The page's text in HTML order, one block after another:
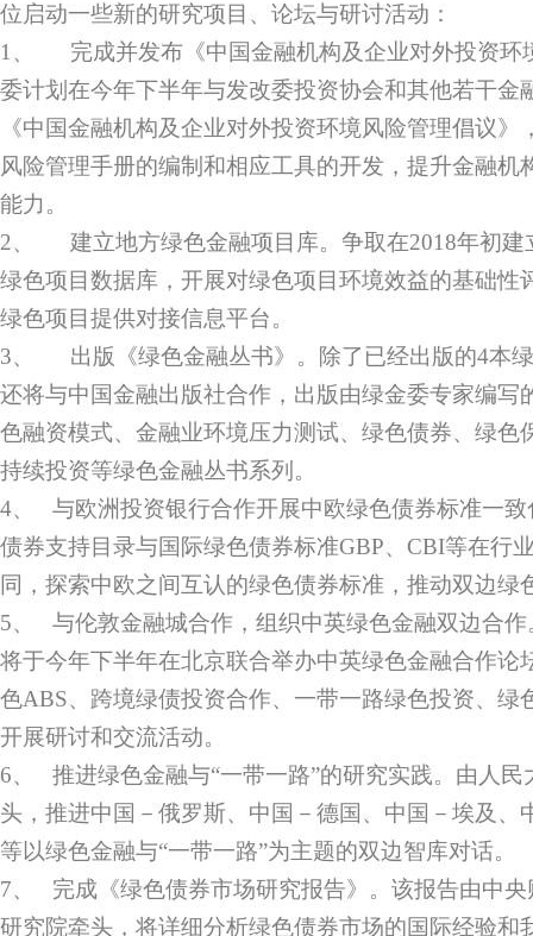
位启动一些新的研究项目、论坛与研讨活动：
1、 完成并发布《中国金融机构及企业对外投资环
委计划在今年下半年与发改委投资协会和其他若干金
《中国金融机构及企业对外投资环境风险管理倡议
风险管理手册的编制和相应工具的开发，提升金融机
能力。
2、 建立地方绿色金融项目库。争取在2018年初建
绿色项目数据库，开展对绿色项目环境效益的基础性
绿色项目提供对接信息平台。
3、 出版《绿色金融丛书》。除了已经出版的4本
还将与中国金融出版社合作，出版由绿金委专家编写
色融资模式、金融业环境压力测试、绿色债券、绿色
持续投资等绿色金融丛书系列。
4、 与欧洲投资银行合作开展中欧绿色债券标准一
债券支持目录与国际绿色债券标准GBP、CBI等在行
同，探索中欧之间互认的绿色债券标准，推动双边绿
5、 与伦敦金融城合作，组织中英绿色金融双边合
将于今年下半年在北京联合举办中英绿色金融合作论
色ABS、跨境绿债投资合作、一带一路绿色投资、绿
开展研讨和交流活动。
6、 推进绿色金融与“一带一路”的研究实践。由人民
头，推进中国－俄罗斯、中国－德国、中国－埃及、
等以绿色金融与“一带一路”为主题的双边智库对话。
7、 完成《绿色债券市场研究报告》。该报告由中
研究院牵头，将详细分析绿色债券市场的国际经验和